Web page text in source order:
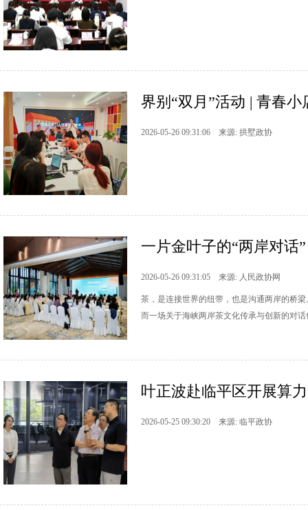
界别“双月”活动 | 青春
2026-05-26 09:31:06 来源: 拱墅政协
一片金叶子的“两岸对话
2026-05-26 09:31:05 来源: 人民政协网
茶，是连接世界的纽带，也是沟通两岸的桥
而一场关于海峡两岸茶文化传承与创新的对
叶正波赴临平区开展算
2026-05-25 09:30:20 来源: 临平政协